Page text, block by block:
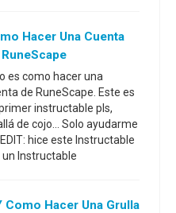
Hacer Una Cuenta
RuneScape
es como hacer una
de RuneScape. Este es
instructable pls,
de cojo... Solo ayudarme
hice este Instructable
Instructable
Como Hacer Una Grulla